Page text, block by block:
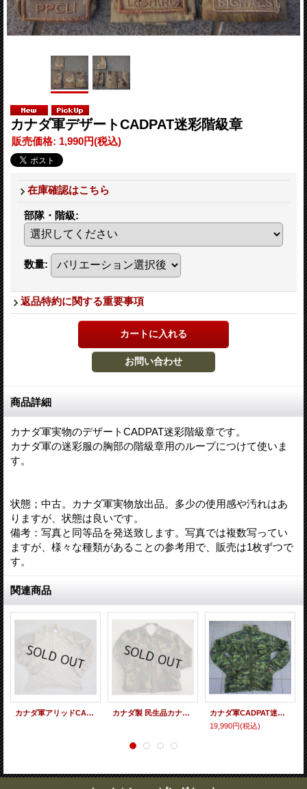
カナダ軍デザートCADPAT迷彩階級章
販売価格: 1,990円(税込)
在庫確認はこちら
部隊・階級:
数量:
返品特約に関する重要事項
商品詳細
カナダ軍実物のデザートCADPAT迷彩階級章です。
カナダ軍の迷彩服の胸部の階級章用のループにつけて使いま
す。
状態；中古。カナダ軍実物放出品。多少の使用感や汚れはあ
りますが、状態は良いです。
備考：写真と同等品を発送致します。写真では複数写ってい
ますが、様々な種類があることの参考用で、販売は1枚ずつで
す。
関連商品
カナダ軍アリッドCADPAT迷彩コンバットシャツLarge カナダ製 民生品カナダ軍型ジャケット ウッドランド迷彩
カナダ軍CADPAT迷彩フリース7036サイズ
19,990円(税込)